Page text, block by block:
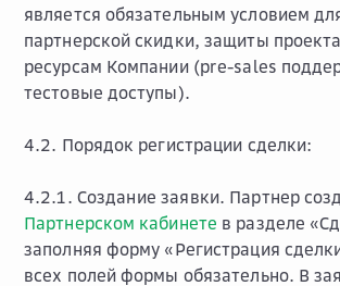
является обязательным условием
партнерской скидки, защиты
ресурсам Компании (pre-sales
тестовые доступы).
4.2. Порядок регистрации сделки:
4.2.1. Создание заявки. Партнер
Партнерском кабинете в разделе
заполняя форму «Регистрация
всех полей формы обязательно. В